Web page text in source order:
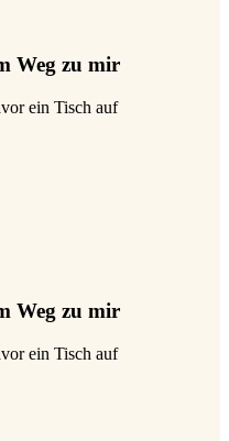
Weg zu mir
Weg zu mir